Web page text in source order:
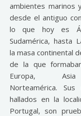
ambientes marinos
desde el antiguo
lo que hoy es
Sudamérica, hasta
la masa continental
de la que
Europa,
Norteamérica. Sus
hallados en la
Portugal, son